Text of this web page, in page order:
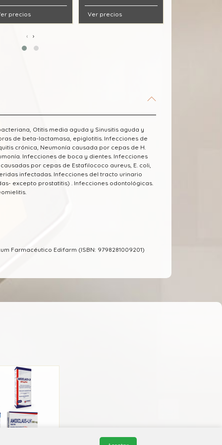
precios Ver precios
‹ ›
Otitis media aguda y Sinusitis aguda y
de beta-lactamasa, epiglotitis. Infecciones de
crónica, Neumonía causada por cepas de H.
Infecciones de boca y dientes. Infecciones
por cepas de Estafilococo aureus, E. coli,
infectadas. Infecciones del tracto urinario
excepto prostatitis) . Infecciones odontológicas.
Farmacéutico Edifarm (ISBN: 9798281009201)